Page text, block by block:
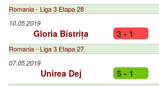
Romania - Liga 3 Etapa 28
10.05.2019
Gloria Bistrița 3 - 1
Romania - Liga 3 Etapa 27
07.05.2019
Unirea Dej 5 - 1